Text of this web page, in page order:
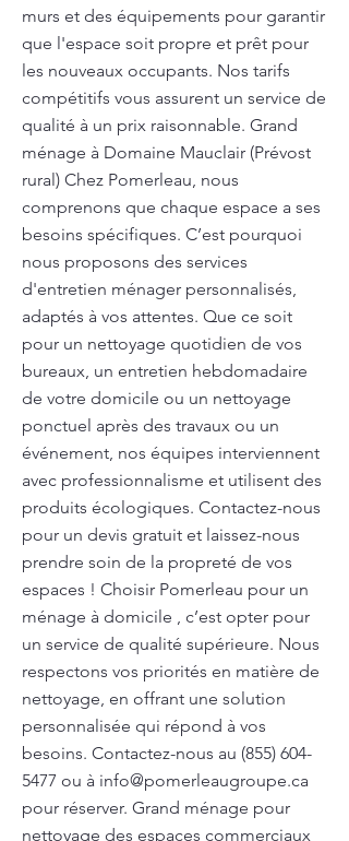
murs et des équipements pour garantir
que l'espace soit propre et prêt pour
les nouveaux occupants. Nos tarifs
compétitifs vous assurent un service de
qualité à un prix raisonnable. Grand
ménage à Domaine Mauclair (Prévost
rural) Chez Pomerleau, nous
comprenons que chaque espace a ses
besoins spécifiques. C’est pourquoi
nous proposons des services
d'entretien ménager personnalisés,
adaptés à vos attentes. Que ce soit
pour un nettoyage quotidien de vos
bureaux, un entretien hebdomadaire
de votre domicile ou un nettoyage
ponctuel après des travaux ou un
événement, nos équipes interviennent
avec professionnalisme et utilisent des
produits écologiques. Contactez-nous
pour un devis gratuit et laissez-nous
prendre soin de la propreté de vos
espaces ! Choisir Pomerleau pour un
ménage à domicile , c’est opter pour
un service de qualité supérieure. Nous
respectons vos priorités en matière de
nettoyage, en offrant une solution
personnalisée qui répond à vos
besoins. Contactez-nous au (855) 604-
5477 ou à info@pomerleaugroupe.ca
pour réserver. Grand ménage pour
nettoyage des espaces commerciaux